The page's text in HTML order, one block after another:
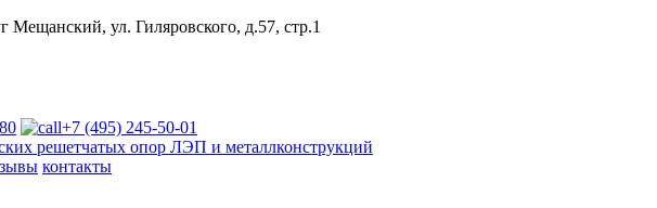
Мещанский, ул. Гиляровского, д.57, стр.1
+7 (495) 245-50-01
решетчатых опор ЛЭП и металлконструкций
контакты